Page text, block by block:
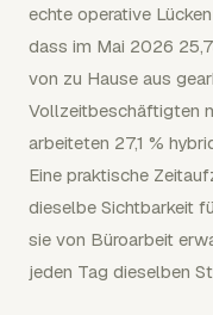
echte operative
dass im Mai 2026
von zu Hause aus
Vollzeitbeschäftigten
arbeiteten 27,1 %
Eine praktische
dieselbe Sichtbarkeit
sie von Büroarbeit
jeden Tag dieselben